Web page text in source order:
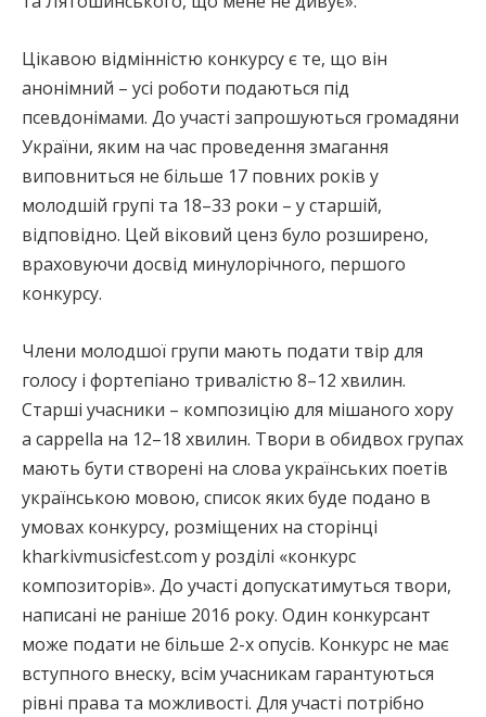
Цікавою відмінністю конкурсу є те, що він
анонімний – усі роботи подаються під
псевдонімами. До участі запрошуються громадяни
України, яким на час проведення змагання
виповниться не більше 17 повних років у
молодшій групі та 18–33 роки – у старшій,
відповідно. Цей віковий ценз було розширено,
враховуючи досвід минулорічного, першого
конкурсу.
Члени молодшої групи мають подати твір для
голосу і фортепіано тривалістю 8–12 хвилин.
Старші учасники – композицію для мішаного хору
a caрpella на 12–18 хвилин. Твори в обидвох групах
мають бути створені на слова українських поетів
українською мовою, список яких буде подано в
умовах конкурсу, розміщених на сторінці
kharkivmusicfest.com у розділі «конкурс
композиторів». До участі допускатимуться твори,
написані не раніше 2016 року. Один конкурсант
може подати не більше 2-х опусів. Конкурс не має
вступного внеску, всім учасникам гарантуються
рівні права та можливості. Для участі потрібно